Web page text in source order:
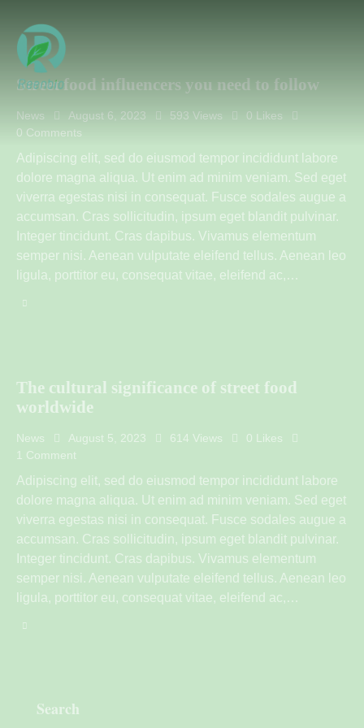
Street food influencers you need to follow
News August 6, 2023 593 Views 0 Likes
0 Comments
Adipiscing elit, sed do eiusmod tempor incididunt labore
dolore magna aliqua. Ut enim ad minim veniam. Sed eget
viverra egestas nisi in consequat. Fusce sodales augue a
accumsan. Cras sollicitudin, ipsum eget blandit pulvinar.
Integer tincidunt. Cras dapibus. Vivamus elementum
semper nisi. Aenean vulputate eleifend tellus. Aenean leo
ligula, porttitor eu, consequat vitae, eleifend ac,…
The cultural significance of street food
worldwide
News August 5, 2023 614 Views 0 Likes
1 Comment
Adipiscing elit, sed do eiusmod tempor incididunt labore
dolore magna aliqua. Ut enim ad minim veniam. Sed eget
viverra egestas nisi in consequat. Fusce sodales augue a
accumsan. Cras sollicitudin, ipsum eget blandit pulvinar.
Integer tincidunt. Cras dapibus. Vivamus elementum
semper nisi. Aenean vulputate eleifend tellus. Aenean leo
ligula, porttitor eu, consequat vitae, eleifend ac,…
Search